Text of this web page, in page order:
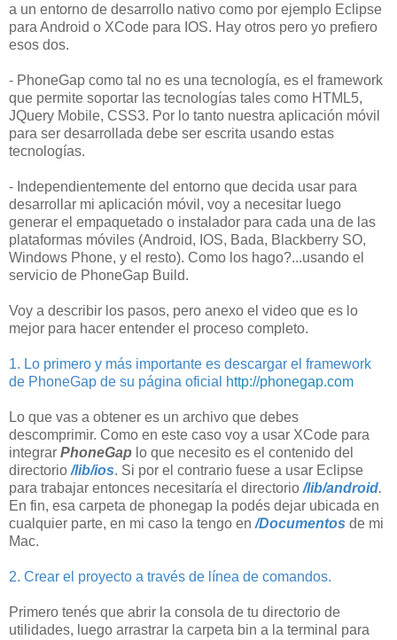
a un entorno de desarrollo nativo como por ejemplo Eclipse
para Android o XCode para IOS. Hay otros pero yo prefiero
esos dos.
- PhoneGap como tal no es una tecnología, es el framework
que permite soportar las tecnologías tales como HTML5,
JQuery Mobile, CSS3. Por lo tanto nuestra aplicación móvil
para ser desarrollada debe ser escrita usando estas
tecnologías.
- Independientemente del entorno que decida usar para
desarrollar mi aplicación móvil, voy a necesitar luego
generar el empaquetado o instalador para cada una de las
plataformas móviles (Android, IOS, Bada, Blackberry SO,
Windows Phone, y el resto). Como los hago?...usando el
servicio de PhoneGap Build.
Voy a describir los pasos, pero anexo el video que es lo
mejor para hacer entender el proceso completo.
1. Lo primero y más importante es descargar el framework
de PhoneGap de su página oficial
http://phonegap.com
Lo que vas a obtener es un archivo que debes
descomprimir. Como en este caso voy a usar XCode para
integrar PhoneGap lo que necesito es el contenido del
directorio /lib/ios. Si por el contrario fuese a usar Eclipse
para trabajar entonces necesitaría el directorio /lib/android.
En fin, esa carpeta de phonegap la podés dejar ubicada en
cualquier parte, en mi caso la tengo en /Documentos de mi
Mac.
2. Crear el proyecto a través de línea de comandos.
Primero tenés que abrir la consola de tu directorio de
utilidades, luego arrastrar la carpeta bin a la terminal para